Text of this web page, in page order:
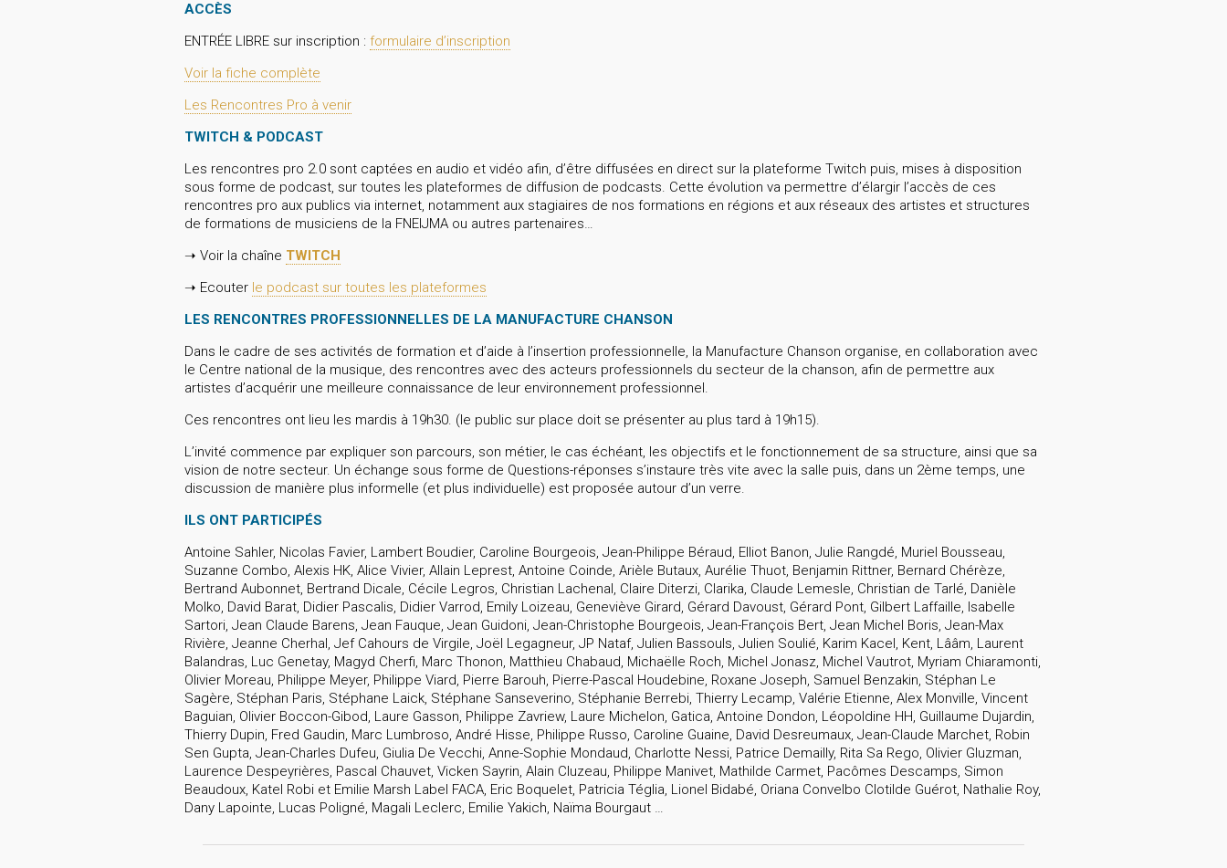
ACCÈS
ENTRÉE LIBRE sur inscription : formulaire d’inscription
Voir la fiche complète
Les Rencontres Pro à venir
TWITCH & PODCAST
Les rencontres pro 2.0 sont captées en audio et vidéo afin, d’être diffusées en direct sur la plateforme Twitch puis, mises à disposition
sous forme de podcast, sur toutes les plateformes de diffusion de podcasts. Cette évolution va permettre d’élargir l’accès de ces
rencontres pro aux publics via internet, notamment aux stagiaires de nos formations en régions et aux réseaux des artistes et structures
de formations de musiciens de la FNEIJMA ou autres partenaires…
➝ Voir la chaîne TWITCH
➝ Ecouter le podcast sur toutes les plateformes
LES RENCONTRES PROFESSIONNELLES DE LA MANUFACTURE CHANSON
Dans le cadre de ses activités de formation et d’aide à l’insertion professionnelle, la Manufacture Chanson organise, en collaboration avec
le Centre national de la musique, des rencontres avec des acteurs professionnels du secteur de la chanson, afin de permettre aux
artistes d’acquérir une meilleure connaissance de leur environnement professionnel.
Ces rencontres ont lieu les mardis à 19h30. (le public sur place doit se présenter au plus tard à 19h15).
L’invité commence par expliquer son parcours, son métier, le cas échéant, les objectifs et le fonctionnement de sa structure, ainsi que sa
vision de notre secteur. Un échange sous forme de Questions-réponses s’instaure très vite avec la salle puis, dans un 2ème temps, une
discussion de manière plus informelle (et plus individuelle) est proposée autour d’un verre.
ILS ONT PARTICIPÉS
Antoine Sahler, Nicolas Favier, Lambert Boudier, Caroline Bourgeois, Jean-Philippe Béraud, Elliot Banon, Julie Rangdé, Muriel Bousseau,
Suzanne Combo, Alexis HK, Alice Vivier, Allain Leprest, Antoine Coinde, Arièle Butaux, Aurélie Thuot, Benjamin Rittner, Bernard Chérèze,
Bertrand Aubonnet, Bertrand Dicale, Cécile Legros, Christian Lachenal, Claire Diterzi, Clarika, Claude Lemesle, Christian de Tarlé, Danièle
Molko, David Barat, Didier Pascalis, Didier Varrod, Emily Loizeau, Geneviève Girard, Gérard Davoust, Gérard Pont, Gilbert Laffaille, Isabelle
Sartori, Jean Claude Barens, Jean Fauque, Jean Guidoni, Jean-Christophe Bourgeois, Jean-François Bert, Jean Michel Boris, Jean-Max
Rivière, Jeanne Cherhal, Jef Cahours de Virgile, Joël Legagneur, JP Nataf, Julien Bassouls, Julien Soulié, Karim Kacel, Kent, Lââm, Laurent
Balandras, Luc Genetay, Magyd Cherfi, Marc Thonon, Matthieu Chabaud, Michaëlle Roch, Michel Jonasz, Michel Vautrot, Myriam Chiaramonti,
Olivier Moreau, Philippe Meyer, Philippe Viard, Pierre Barouh, Pierre-Pascal Houdebine, Roxane Joseph, Samuel Benzakin, Stéphan Le
Sagère, Stéphan Paris, Stéphane Laick, Stéphane Sanseverino, Stéphanie Berrebi, Thierry Lecamp, Valérie Etienne, Alex Monville, Vincent
Baguian, Olivier Boccon-Gibod, Laure Gasson, Philippe Zavriew, Laure Michelon, Gatica, Antoine Dondon, Léopoldine HH, Guillaume Dujardin,
Thierry Dupin, Fred Gaudin, Marc Lumbroso, André Hisse, Philippe Russo, Caroline Guaine, David Desreumaux, Jean-Claude Marchet, Robin
Sen Gupta, Jean-Charles Dufeu, Giulia De Vecchi, Anne-Sophie Mondaud, Charlotte Nessi, Patrice Demailly, Rita Sa Rego, Olivier Gluzman,
Laurence Despeyrières, Pascal Chauvet, Vicken Sayrin, Alain Cluzeau, Philippe Manivet, Mathilde Carmet, Pacômes Descamps, Simon
Beaudoux, Katel Robi et Emilie Marsh Label FACA, Eric Boquelet, Patricia Téglia, Lionel Bidabé, Oriana Convelbo Clotilde Guérot, Nathalie Roy,
Dany Lapointe, Lucas Poligné, Magali Leclerc, Emilie Yakich, Naïma Bourgaut …